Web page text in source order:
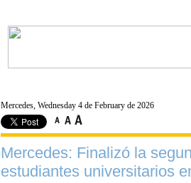
Mercedes, Wednesday 4 de February de 2026
Mercedes: Finalizó la
estudiantes universitarios